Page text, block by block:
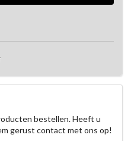
bestellen. Heeft u
gerust contact met ons op!